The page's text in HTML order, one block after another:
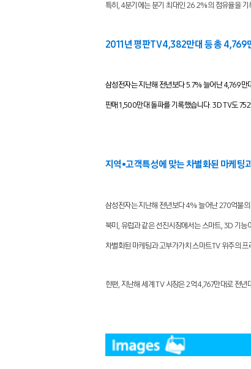
특히, 4분기에는 분기 최대인 26.2%의 점유율을
2011년 평판TV 4,382만대 등 총 4,769
삼성전자는 지난해 전년보다 5.7% 늘어난 4,769
판매 1,500만대 돌파를 기록했습니다. 3D TV도
지역•고객특성에 맞는 차별화된 마케팅
삼성전자는 지난해 전년보다 4% 늘어난 270억불
북미, 유럽과 같은 선진시장에서는 스마트, 3D 기
차별화된 마케팅과 고부가가치 스마트TV 위주의
한편, 지난해 세계 TV 시장은 2억 4,767만대로 전